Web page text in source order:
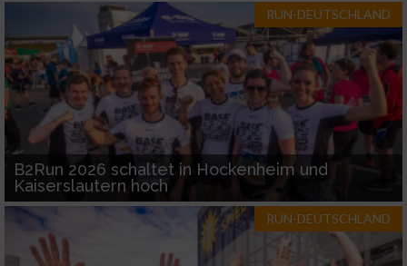
RUN-DEUTSCHLAND
B2Run 2026 schaltet in Hockenheim und
Kaiserslautern hoch
RUN-DEUTSCHLAND